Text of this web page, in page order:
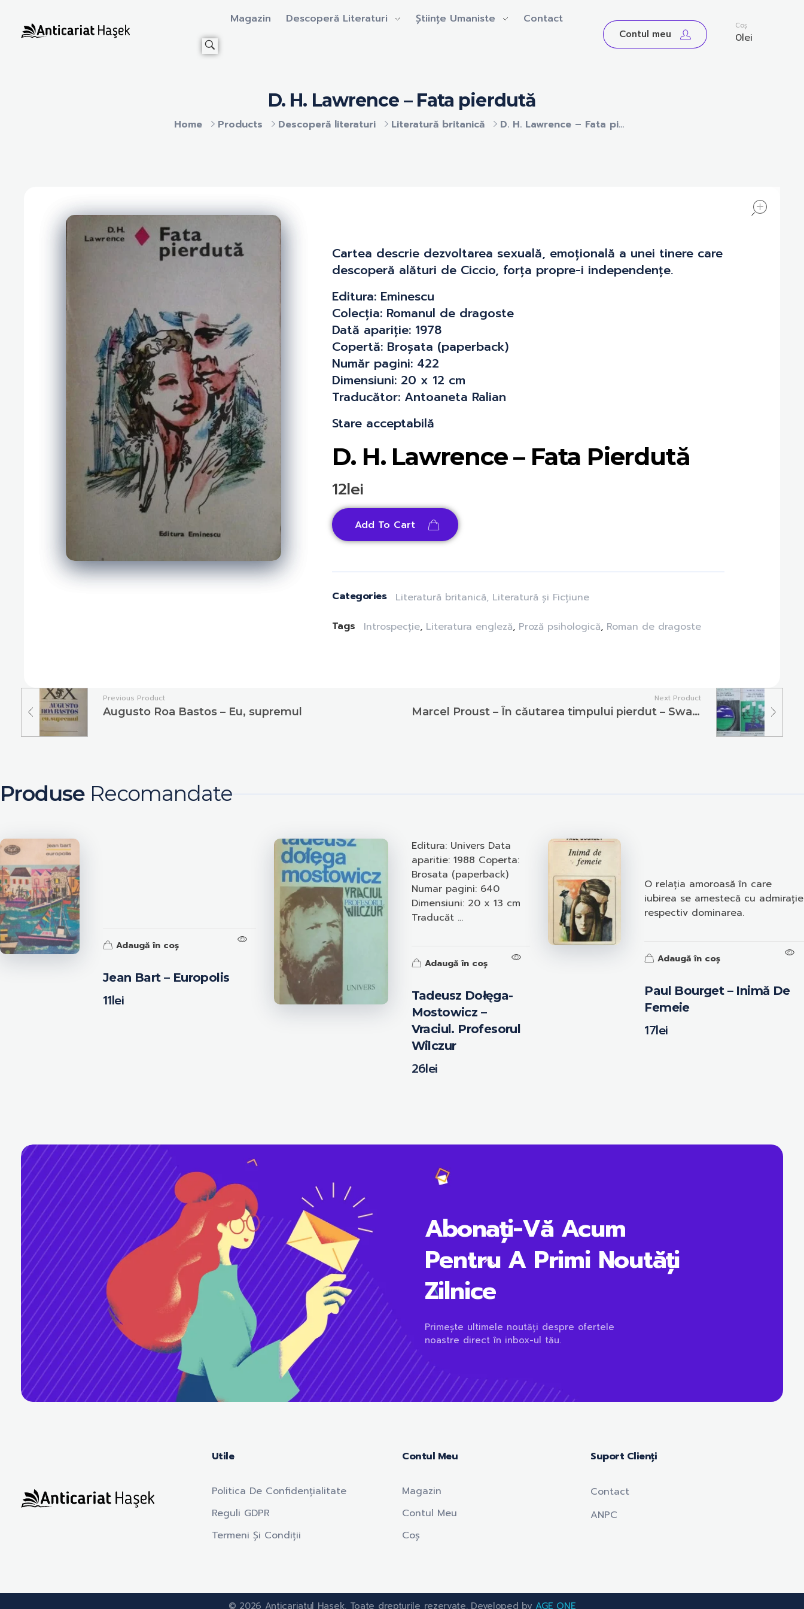
Magazin Descoperă Literaturi Științe Umaniste Contact
Contul meu
Coș
0lei
Home Products Descoperă literaturi Literatură britanică D. H. Lawrence – Fata pi...
D. H. Lawrence – Fata pierdută
D. H. Lawrence – Fata Pierdută
12lei
Cartea descrie dezvoltarea sexuală, emoțională a unei tinere care
descoperă alături de Ciccio, forța propre-i independențe.
Editura: Eminescu
Colecția: Romanul de dragoste
Dată apariție: 1978
Copertă: Broșata (paperback)
Număr pagini: 422
Dimensiuni: 20 x 12 cm
Traducător: Antoaneta Ralian
Stare acceptabilă
Add To Cart
Categories Literatură britanică, Literatură și Ficțiune
Tags
Introspecție, Literatura engleză, Proză psihologică, Roman de dragoste
Previous Product
Augusto Roa Bastos – Eu, supremul
Next Product
Marcel Proust – În căutarea timpului pierdut – Swann
ProduseRecomandate
Jean Bart – Europolis
11lei
Adaugă în coș
Tadeusz Dołęga-
Mostowicz –
Vraciul. Profesorul
Wilczur
26lei
Editura: Univers Data
aparitie: 1988 Coperta:
Brosata (paperback)
Numar pagini: 640
Dimensiuni: 20 x 13 cm
Traducăt ...
Adaugă în coș
Paul Bourget – Inimă De
Femeie
17lei
O relația amoroasă în care
iubirea se amestecă cu admirație
respectiv dominarea.
Adaugă în coș
Abonați-Vă Acum
Pentru A Primi Noutăți
Zilnice
Primește ultimele noutăți despre ofertele
noastre direct în inbox-ul tău.
Utile
Politica De Confidențialitate
Reguli GDPR
Termeni Și Condiții
Contul Meu
Magazin
Contul Meu
Coș
Suport Clienți
Contact
ANPC
© 2026 Anticariatul Hasek. Toate drepturile rezervate. Developed by AGE ONE